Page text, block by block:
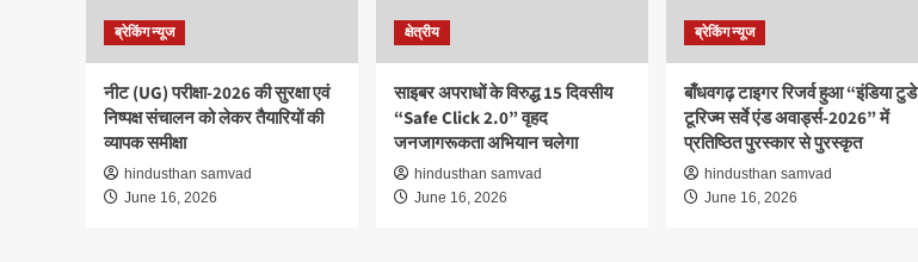
ब्रेकिंग न्यूज
नीट (UG) परीक्षा-2026 की सुरक्षा एवं
निष्पक्ष संचालन को लेकर तैयारियों की
व्यापक समीक्षा
hindusthan samvad
June 16, 2026
क्षेत्रीय
साइबर अपराधों के विरुद्ध 15 दिवसीय
“Safe Click 2.0” वृहद
जनजागरूकता अभियान चलेगा
hindusthan samvad
June 16, 2026
ब्रेकिंग न्यूज
बाँधवगढ़ टाइगर रिजर्व हुआ “इंडिया टुडे
टूरिज्म सर्वे एंड अवार्ड्स-2026” में
प्रतिष्ठित पुरस्कार से पुरस्कृत
hindusthan samvad
June 16, 2026